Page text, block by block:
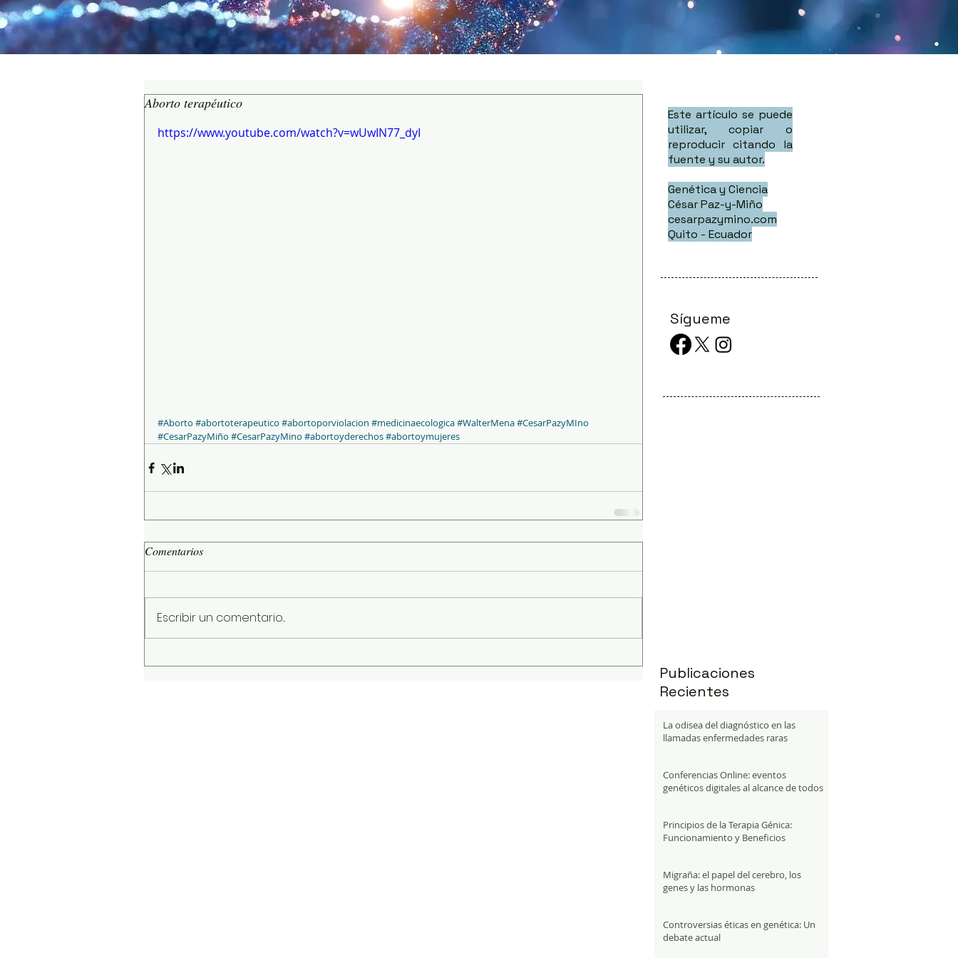
Aborto terapéutico
https://www.youtube.com/watch?v=wUwIN77_dyI
#Aborto #abortoterapeutico #abortoporviolacion #medicinaecologica#WalterMena#CesarPazyMIno
#CesarPazyMiño #CesarPazyMino #abortoyderechos#abortoymujeres
Comentarios
Escribir un comentario...
Este artículo se puede
utilizar, copiar o
reproducir citando la
fuente y su autor.
Genética y Ciencia
César Paz-y-Miño
cesarpazymino.com
Quito - Ecuador
Sígueme
Publicaciones
Recientes
La odisea del diagnóstico en las
llamadas enfermedades raras
Conferencias Online: eventos
genéticos digitales al alcance de todos
Principios de la Terapia Génica:
Funcionamiento y Beneficios
Migraña: el papel del cerebro, los
genes y las hormonas
Controversias éticas en genética: Un
debate actual